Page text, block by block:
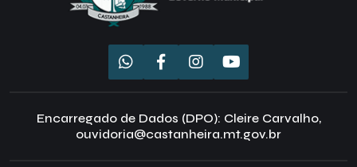
Encarregado de Dados (DPO): Cleire Carvalho,
ouvidoria@castanheira.mt.gov.br